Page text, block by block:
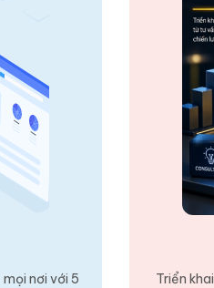
nơi với 5
Triển